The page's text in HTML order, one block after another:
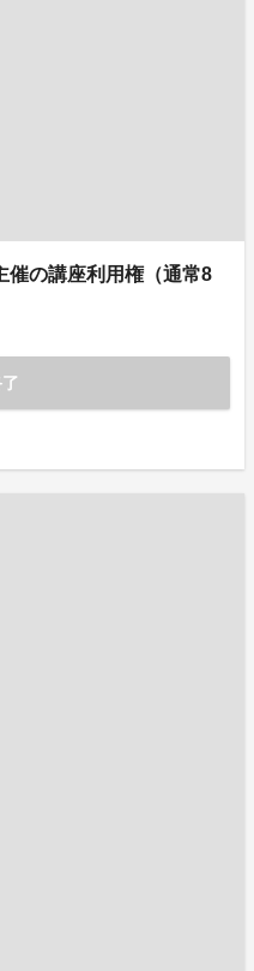
催の講座利用権（通常8